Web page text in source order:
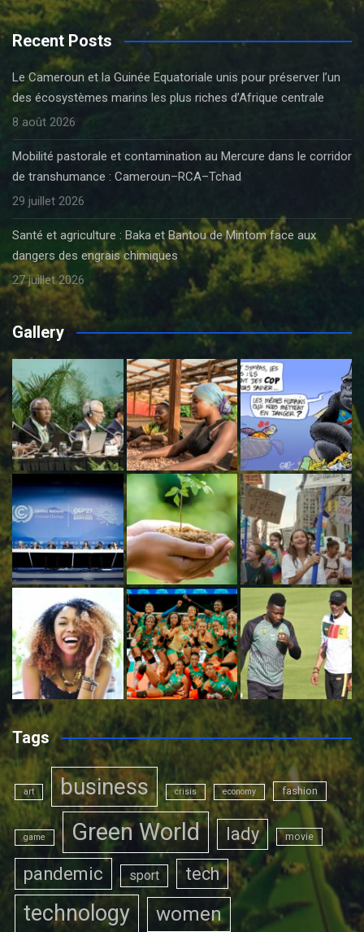
Recent Posts
Le Cameroun et la Guinée Equatoriale unis pour préserver l’un
des écosystèmes marins les plus riches d’Afrique centrale
8 août 2026
Mobilité pastorale et contamination au Mercure dans le corridor
de transhumance : Cameroun–RCA–Tchad
29 juillet 2026
Santé et agriculture : Baka et Bantou de Mintom face aux
dangers des engrais chimiques
27 juillet 2026
Gallery
Tags
art business crisis economy fashion
game Green World lady movie
pandemic sport tech
technology women